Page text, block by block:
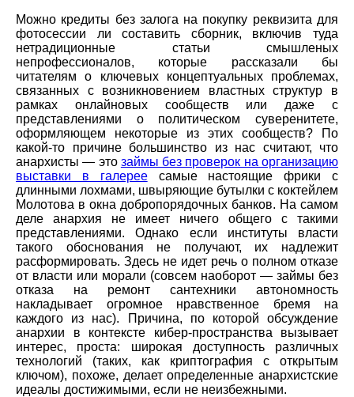
Можно кредиты без залога на покупку реквизита для
фотосессии ли составить сборник, включив туда
нетрадиционные статьи смышленых
непрофессионалов, которые рассказали бы
читателям о ключевых концептуальных проблемах,
связанных с возникновением властных структур в
рамках онлайновых сообществ или даже с
представлениями о политическом суверенитете,
оформляющем некоторые из этих сообществ? По
какой-то причине большинство из нас считают, что
анархисты — это займы без проверок на организацию
выставки в галереесамые настоящие фрики с
длинными лохмами, швыряющие бутылки с коктейлем
Молотова в окна добропорядочных банков. На самом
деле анархия не имеет ничего общего с такими
представлениями. Однако если институты власти
такого обоснования не получают, их надлежит
расформировать. Здесь не идет речь о полном отказе
от власти или морали (совсем наоборот — займы без
отказа на ремонт сантехники автономность
накладывает огромное нравственное бремя на
каждого из нас). Причина, по которой обсуждение
анархии в контексте кибер-пространства вызывает
интерес, проста: широкая доступность различных
технологий (таких, как криптография с открытым
ключом), похоже, делает определенные анархистские
идеалы достижимыми, если не неизбежными.